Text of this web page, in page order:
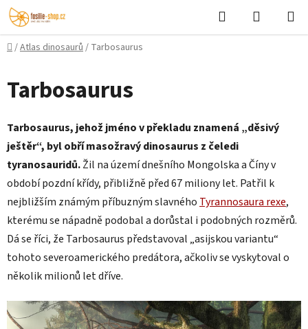
Přejít
na
obsah
Hledat
KOŠÍK
Domů
/Atlas dinosaurů/ Tarbosaurus
Tarbosaurus
Tarbosaurus, jehož jméno v překladu znamená „děsivý
ještěr“, byl obří masožravý dinosaurus z čeledi
tyranosauridů.Žil na území dnešního Mongolska a Číny v
období pozdní křídy, přibližně před 67 miliony let. Patřil k
nejbližším známým příbuzným slavného Tyrannosaura rexe,
kterému se nápadně podobal a dorůstal i podobných rozměrů.
Dá se říci, že Tarbosaurus představoval „asijskou variantu“
tohoto severoamerického predátora, ačkoliv se vyskytoval o
několik milionů let dříve.